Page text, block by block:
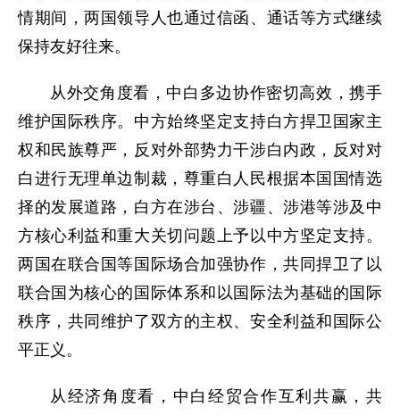
情期间，两国领导人也通过信函、通话等方式继续
保持友好往来。
从外交角度看，中白多边协作密切高效，携手
维护国际秩序。中方始终坚定支持白方捍卫国家主
权和民族尊严，反对外部势力干涉白内政，反对对
白进行无理单边制裁，尊重白人民根据本国国情选
择的发展道路，白方在涉台、涉疆、涉港等涉及中
方核心利益和重大关切问题上予以中方坚定支持。
两国在联合国等国际场合加强协作，共同捍卫了以
联合国为核心的国际体系和以国际法为基础的国际
秩序，共同维护了双方的主权、安全利益和国际公
平正义。
从经济角度看，中白经贸合作互利共赢，共